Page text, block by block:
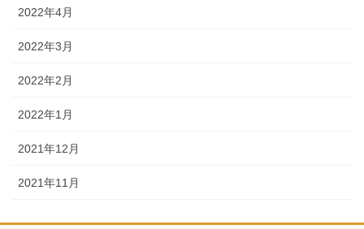
2022年4月
2022年3月
2022年2月
2022年1月
2021年12月
2021年11月